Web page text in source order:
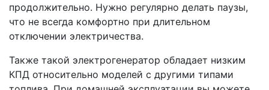
продолжительно. Нужно регулярно делать паузы,
что не всегда комфортно при длительном
отключении электричества.
Также такой электрогенератор обладает низким
КПД относительно моделей с другими типами